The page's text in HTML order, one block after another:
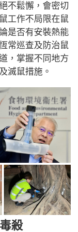
不鬆懈，會密切
工作不局限在鼠
是否有安裝熱能
常巡查及防治鼠
，掌握不同地方
滅鼠措施。
殺